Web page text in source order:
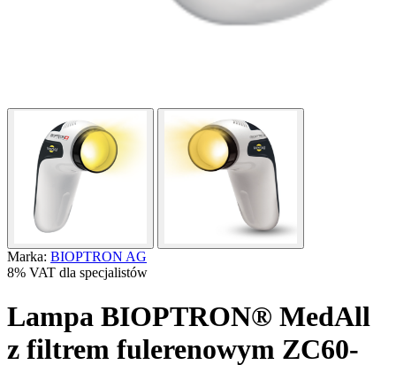
Marka: BIOPTRON AG
8% VAT dla specjalistów
Lampa BIOPTRON® MedAll
z filtrem fulerenowym ZC60-